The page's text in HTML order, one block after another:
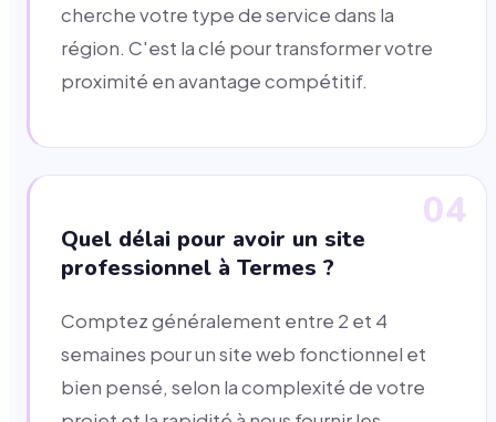
cherche votre type de service dans la
région. C'est la clé pour transformer votre
proximité en avantage compétitif.
04
Quel délai pour avoir un site
professionnel à Termes ?
Comptez généralement entre 2 et 4
semaines pour un site web fonctionnel et
bien pensé, selon la complexité de votre